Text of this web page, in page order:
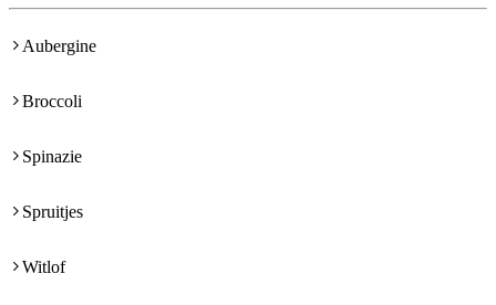
Aubergine
Broccoli
Spinazie
Spruitjes
Witlof